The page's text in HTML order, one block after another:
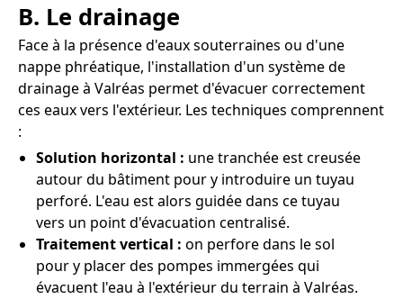
B. Le drainage
Face à la présence d'eaux souterraines ou d'une
nappe phréatique, l'installation d'un système de
drainage à Valréas permet d'évacuer correctement
ces eaux vers l'extérieur. Les techniques comprennent
:
Solution horizontal : une tranchée est creusée
autour du bâtiment pour y introduire un tuyau
perforé. L'eau est alors guidée dans ce tuyau
vers un point d'évacuation centralisé.
Traitement vertical : on perfore dans le sol
pour y placer des pompes immergées qui
évacuent l'eau à l'extérieur du terrain à Valréas.